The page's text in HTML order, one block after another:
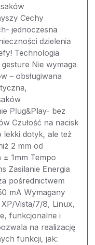
Cechy
jednoczesna
dzielenia
Technologia
Nie wymaga
– obsługiwana
Plug&Play- bez
Czułość na nacisk
lekki dotyk, ale też
2 mm od
1mm Tempo
Zasilanie Energia
pośrednictwem
mA Wymagany
Vista/7/8, Linux,
funkcjonalne i
na realizację
funkcji, jak: